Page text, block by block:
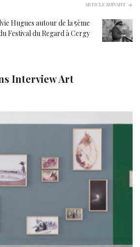
ARTICLE SUIVANT
Hugues autour de la 5ème
Festival du Regard à Cergy
Interview Art